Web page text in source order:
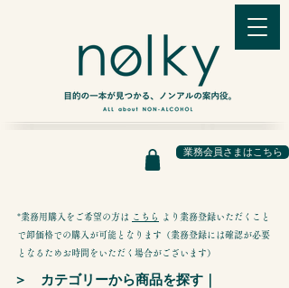
業務会員さまはこちら
*業務用購入をご希望の方は こちら
より業務登録いただくこと
で卸価格での購入が可能となります（業務登録には確認が必要
となるためお時間をいただく場合がございます）
＞ カテゴリーから商品を探す｜